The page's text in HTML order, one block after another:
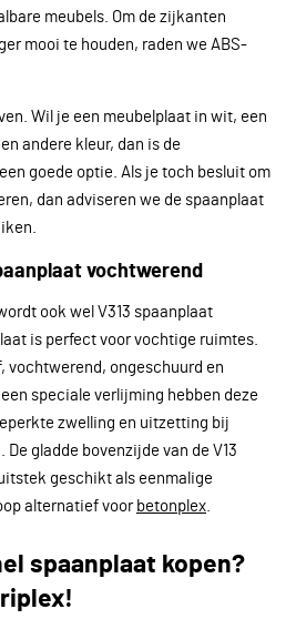
meubels. Om de zijkanten
mooi te houden, raden we ABS-
Wil je een meubelplaat in wit, een
andere kleur, dan is de
goede optie. Als je toch besluit om
dan adviseren we de spaanplaat
vochtwerend
ook wel V313 spaanplaat
is perfect voor vochtige ruimtes.
vochtwerend, ongeschuurd en
speciale verlijming hebben deze
zwelling en uitzetting bij
gladde bovenzijde van de V13
geschikt als eenmalige
alternatief voor betonplex.
spaanplaat kopen?